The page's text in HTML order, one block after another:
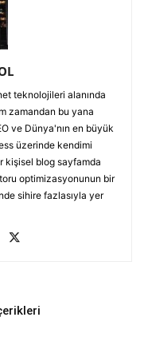
teknolojileri alanında
zamandan bu yana
ve Dünya'nın en büyük
üzerinde kendimi
kişisel blog sayfamda
optimizasyonunun bir
sihire fazlasıyla yer